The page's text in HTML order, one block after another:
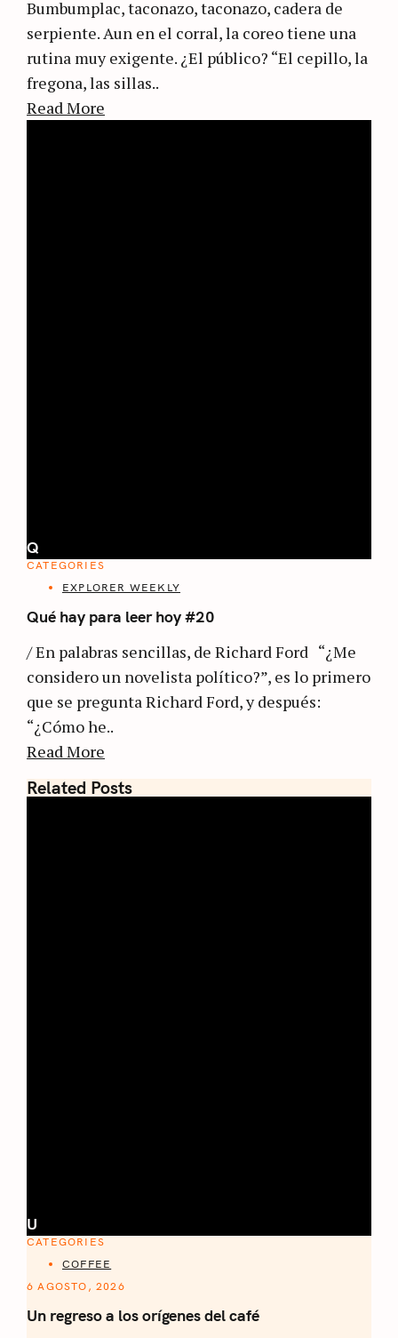
Bumbumplac, taconazo, taconazo, cadera de
serpiente. Aun en el corral, la coreo tiene una
rutina muy exigente. ¿El público? “El cepillo, la
fregona, las sillas..
Read More
Q
CATEGORIES
EXPLORER WEEKLY
Qué hay para leer hoy #20
/ En palabras sencillas, de Richard Ford “¿Me
considero un novelista político?”, es lo primero
que se pregunta Richard Ford, y después:
“¿Cómo he..
Read More
Related Posts
U
CATEGORIES
COFFEE
6 AGOSTO, 2026
Un regreso a los orígenes del café